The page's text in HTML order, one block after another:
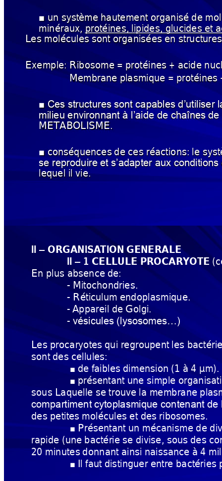
■ un système hautement organisé de
minéraux, protéines, lipides, glucides et
Les molécules sont organiséesen
Exemple: Ribosome = protéines + acide
Membrane plasmique = protéines
■ Ces structures sont capables d’utiliser
milieu environnant à l’aide de chaînes de
METABOLISME.
■ conséquences de ces réactions: le
se reproduire et s’adapter aux conditions
lequel il vie.
II – ORGANISATION GENERALE
II – 1 CELLULE PROCARYOTE
En plus absence de:
- Mitochondries.
- Réticulum endoplasmique.
-Appareil de Golgi.
-vésicules (lysosomes…)
Les procaryotes qui regroupent les
sont des cellules:
■ de faibles dimension (1 à 4 µm).
■ présentant une simple
sous Laquelle se trouve la membrane
compartiment cytoplasmique contenant de
des petites molécules et des ribosomes.
■ Présentant un mécanisme de div
rapide (une bactérie se divise, sous des
20 minutes donnant ainsi naissance à 4
■ Il faut distinguer entre bactéries